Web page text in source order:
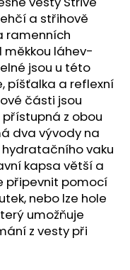
a střihově
ramenních
měkkou láhev-
jsou u této
píšťalka a reflexní
části jsou
z obou
dva vývody na
vaku
kapsa větší a
připevnit pomocí
nebo lze hole
umožňuje
z vesty při